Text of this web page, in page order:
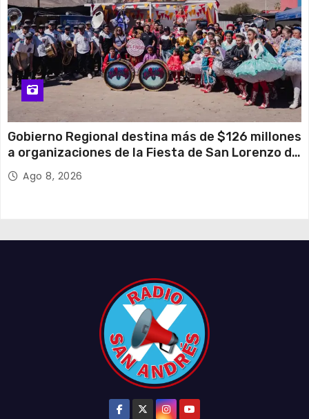
Gobierno Regional destina más de $126 millones
a organizaciones de la Fiesta de San Lorenzo de
Tarapacá
Ago 8, 2026